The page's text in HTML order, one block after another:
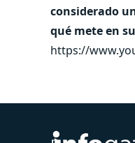
considerado
qué mete en
https://